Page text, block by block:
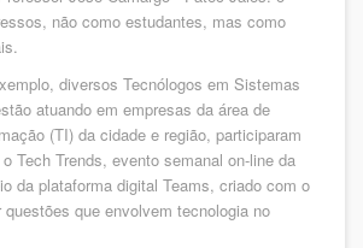
não como estudantes, mas como
diversos Tecnólogos em Sistemas
atuando em empresas da área de
(TI) da cidade e região, participaram
Tech Trends, evento semanal on-line da
da plataforma digital Teams, criado com o
que envolvem tecnologia no